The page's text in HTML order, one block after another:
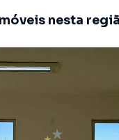
mais opções de
sobrados,
ou locação, além de
em construção ou
com seu estilo
nesta